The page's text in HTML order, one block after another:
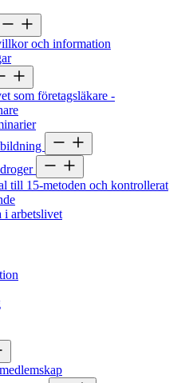
och information
som företagsläkare -
till 15-metoden och kontrollerat
i arbetslivet